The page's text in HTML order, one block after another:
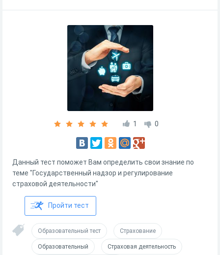
1 0
Данный тест поможет Вам определить свои знание по
теме "Государственный надзор и регулирование
страховой деятельности"
Пройти тест
Образовательный тест Страхование
Образовательный Страховая деятельность